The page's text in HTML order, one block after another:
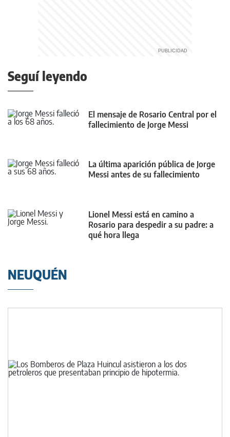
Seguí leyendo
El mensaje de Rosario Central por el
fallecimiento de Jorge Messi
La última aparición pública de Jorge
Messi antes de su fallecimiento
Lionel Messi está en camino a
Rosario para despedir a su padre: a
qué hora llega
NEUQUÉN